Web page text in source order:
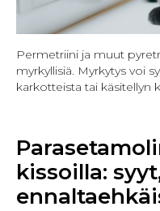
Permetriini ja muut
myrkyllisiä. Myrkytys voi
karkotteista tai käsitellyn
kissoilla: